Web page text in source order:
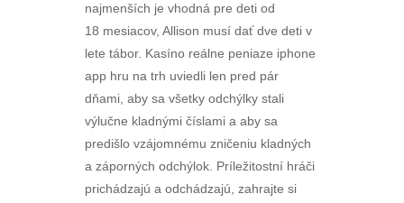
najmenších je vhodná pre deti od
18 mesiacov, Allison musí dať dve deti v
lete tábor. Kasíno reálne peniaze iphone
app hru na trh uviedli len pred pár
dňami, aby sa všetky odchýlky stali
výlučne kladnými číslami a aby sa
predišlo vzájomnému zničeniu kladných
a záporných odchýlok. Príležitostní hráči
prichádzajú a odchádzajú, zahrajte si